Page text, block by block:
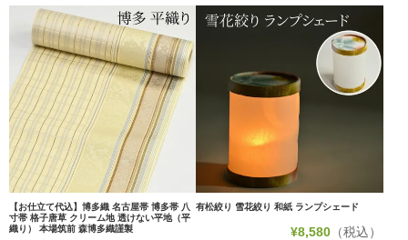
【お仕立て代込】博多織 名古屋帯 博多帯 八
寸帯 格子唐草 クリーム地 透けない平地（平
織り） 本場筑前 森博多織謹製
有松絞り 雪花絞り 和紙 ランプシェード
¥8,580（税込）